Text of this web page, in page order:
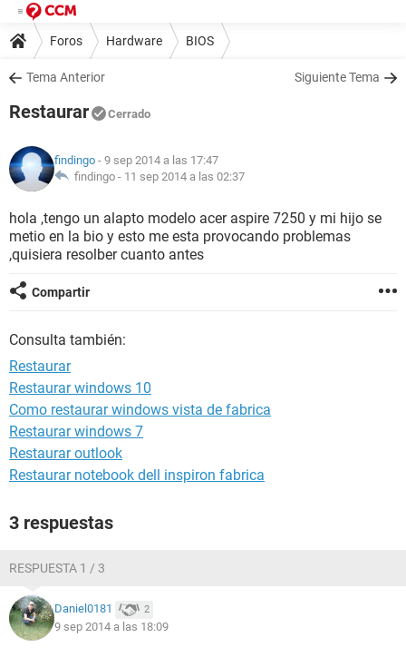
Foros Hardware BIOS
Tema Anterior Siguiente Tema
Restaurar Cerrado
findingo - 9 sep 2014 a las 17:47
findingo - 11 sep 2014 a las 02:37
hola ,tengo un alapto modelo acer aspire 7250 y mi hijo se
metio en la bio y esto me esta provocando problemas
,quisiera resolber cuanto antes
Compartir
Consulta también:
Restaurar
Restaurar windows 10
Como restaurar windows vista de fabrica
Restaurar windows 7
Restaurar outlook
Restaurar notebook dell inspiron fabrica
3 respuestas
RESPUESTA 1 / 3
Daniel0181 2
9 sep 2014 a las 18:09